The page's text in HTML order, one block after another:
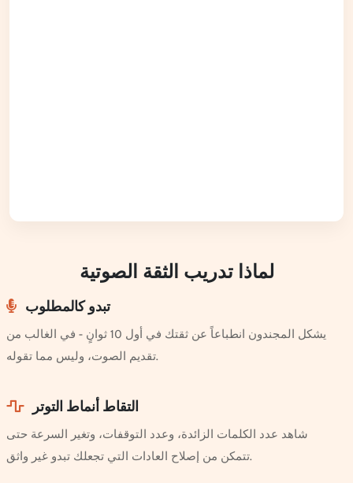
لماذا تدريب الثقة الصوتية
تبدو كالمطلوب
يشكل المجندون انطباعاً عن ثقتك في أول 10 ثوانٍ - في الغالب من
تقديم الصوت، وليس مما تقوله.
التقاط أنماط التوتر
شاهد عدد الكلمات الزائدة، وعدد التوقفات، وتغير السرعة حتى
تتمكن من إصلاح العادات التي تجعلك تبدو غير واثق.